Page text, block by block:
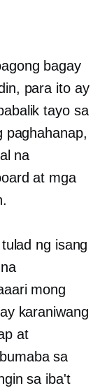
bagay
para ito ay
tayo sa
paghahanap,
na
at mga
ng isang
mong
karaniwang
at
sa
sa iba't